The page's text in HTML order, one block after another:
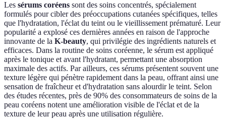
Les sérums coréens sont des soins concentrés, spécialement
formulés pour cibler des préoccupations cutanées spécifiques, telles
que l'hydratation, l'éclat du teint ou le vieillissement prématuré. Leur
popularité a explosé ces dernières années en raison de l'approche
innovante de la K-beauty, qui privilégie des ingrédients naturels et
efficaces. Dans la routine de soins coréenne, le sérum est appliqué
après le tonique et avant l'hydratant, permettant une absorption
maximale des actifs. Par ailleurs, ces sérums présentent souvent une
texture légère qui pénètre rapidement dans la peau, offrant ainsi une
sensation de fraîcheur et d'hydratation sans alourdir le teint. Selon
des études récentes, près de 90% des consommateurs de soins de la
peau coréens notent une amélioration visible de l'éclat et de la
texture de leur peau après une utilisation régulière.